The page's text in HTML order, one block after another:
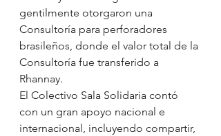
gentilmente otorgaron una
Consultoría para perforadores
brasileños, donde el valor total de la
Consultoría fue transferido a
Rhannay.
El Colectivo Sala Solidaria contó
con un gran apoyo nacional e
internacional, incluyendo compartir,